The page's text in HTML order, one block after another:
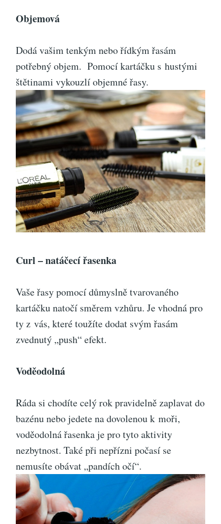
Objemová
Dodá vašim tenkým nebo řídkým řasám
potřebný objem. Pomocí kartáčku s hustými
štětinami vykouzlí objemné řasy.
Curl – natáčecí řasenka
Vaše řasy pomocí důmyslně tvarovaného
kartáčku natočí směrem vzhůru. Je vhodná pro
ty z vás, které toužíte dodat svým řasám
zvednutý „push“ efekt.
Voděodolná
Ráda si chodíte celý rok pravidelně zaplavat do
bazénu nebo jedete na dovolenou k moři,
voděodolná řasenka je pro tyto aktivity
nezbytnost. Také při nepřízni počasí se
nemusíte obávat „pandích očí“.